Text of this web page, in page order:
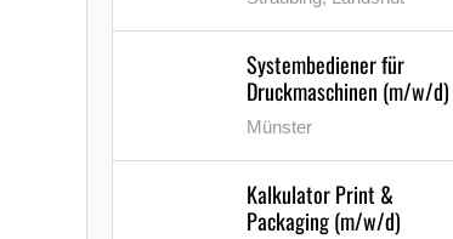
Systembediener für
Druckmaschinen (m/w/d)
Münster
Kalkulator Print &
Packaging (m/w/d)